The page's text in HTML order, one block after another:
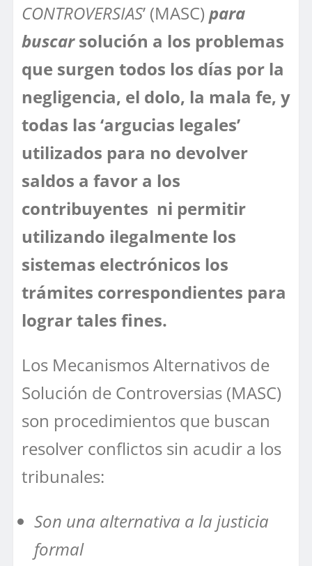
CONTROVERSIAS’ (MASC) para
buscarsolución a los problemas
que surgen todos los días por la
negligencia, el dolo, la mala fe, y
todas las ‘argucias legales’
utilizados para no devolver
saldos a favor a los
contribuyentes ni permitir
utilizando ilegalmente los
sistemas electrónicos los
trámites correspondientes para
lograr tales fines.
Los Mecanismos Alternativos de
Solución de Controversias (MASC)
son procedimientos que buscan
resolver conflictos sin acudir a los
tribunales:
Son una alternativa a la justicia
formal